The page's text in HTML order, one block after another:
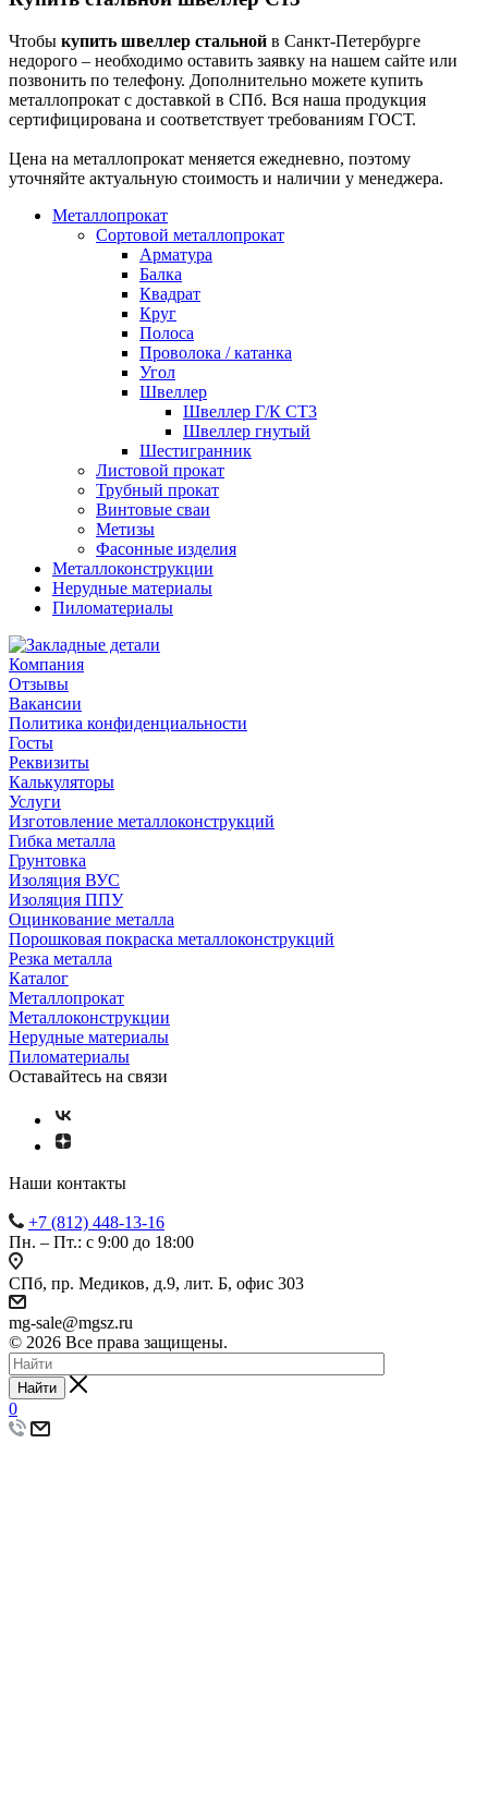
Чтобы купить швеллер стальной в Санкт-Петербурге
недорого – необходимо оставить заявку на нашем сайте или
позвонить по телефону. Дополнительно можете купить
металлопрокат с доставкой в СПб. Вся наша продукция
сертифицирована и соответствует требованиям ГОСТ.
Цена на металлопрокат меняется ежедневно, поэтому
уточняйте актуальную стоимость и наличии у менеджера.
Металлопрокат
Сортовой металлопрокат
Арматура
Балка
Квадрат
Круг
Полоса
Проволока / катанка
Угол
Швеллер
Швеллер Г/К СТ3
Швеллер гнутый
Шестигранник
Листовой прокат
Трубный прокат
Винтовые сваи
Метизы
Фасонные изделия
Металлоконструкции
Нерудные материалы
Пиломатериалы
Компания
Отзывы
Вакансии
Политика конфиденциальности
Госты
Реквизиты
Калькуляторы
Услуги
Изготовление металлоконструкций
Гибка металла
Грунтовка
Изоляция ВУС
Изоляция ППУ
Оцинкование металла
Порошковая покраска металлоконструкций
Резка металла
Каталог
Металлопрокат
Металлоконструкции
Нерудные материалы
Пиломатериалы
Оставайтесь на связи
Наши контакты
+7 (812) 448-13-16
Пн. – Пт.: с 9:00 до 18:00
СПб, пр. Медиков, д.9, лит. Б, офис 303
mg-sale@mgsz.ru
© 2026 Все права защищены.
Найти
0